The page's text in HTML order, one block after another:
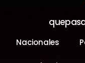
Nacionales